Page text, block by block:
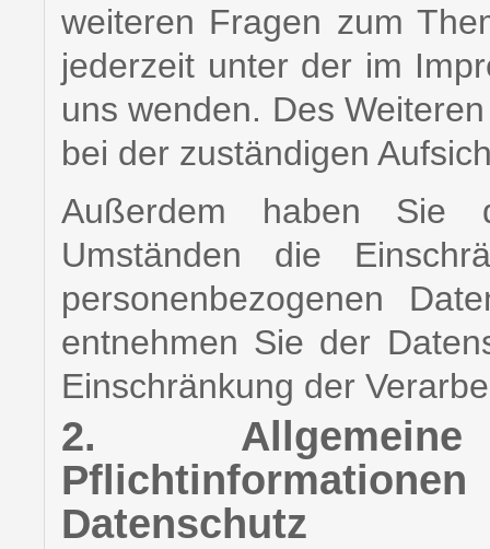
weiteren Fragen zum
jederzeit unter der im
uns wenden. Des
bei der zuständigen
Außerdem haben Sie
Umständen die
personenbezogenen
entnehmen Sie der
Einschränkung der
2.
Pflichtinformationen
Datenschutz